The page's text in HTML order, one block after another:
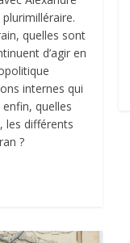
quelles sont
d’agir en
internes qui
quelles
les différents
?